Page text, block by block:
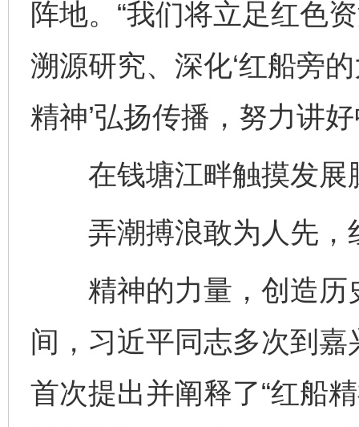
阵地。“我们将立足红色
溯源研究、深化‘红船旁
精神’弘扬传播，努力讲
在钱塘江畔触摸发
弄潮搏浪敢为人先，
精神的力量，创造历
间，习近平同志多次到
首次提出并阐释了“红船